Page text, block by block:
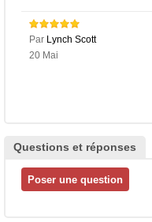
Par Lynch Scott
20 Mai
Questions et réponses